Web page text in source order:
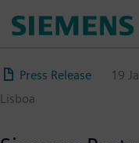
para
conteúdo
principal
Press Release 19
Lisboa